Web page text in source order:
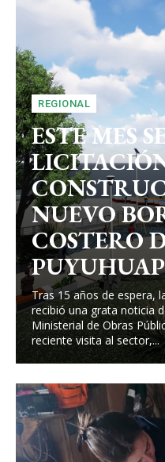
REGIONAL
ESTE MES
NUEVO
COSTERO
Tras 15 años de espera,
recibió una grata noticia
Ministerial de Obras
reciente visita al sector,...